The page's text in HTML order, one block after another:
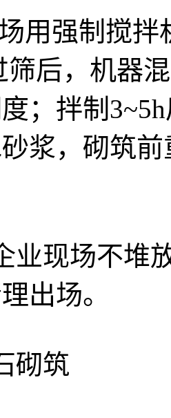
场用强制搅
筛后，机器
；拌制
浆，砌筑
业现场不
出场。
砌筑